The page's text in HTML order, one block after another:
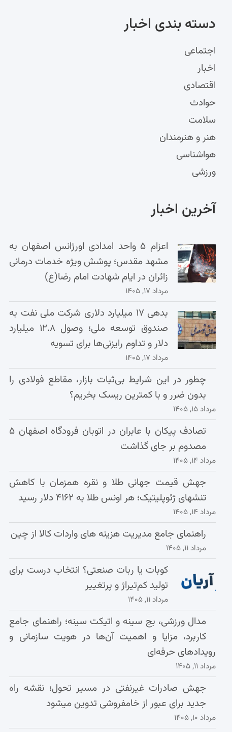
دسته‌ بندی اخبار
اجتماعی
اخبار
اقتصادی
حوادث
سلامت
هنر و هنرمندان
هواشناسی
ورزشی
آخرین اخبار
اعزام ۵ واحد امدادی اورژانس اصفهان به
مشهد مقدس؛ پوشش ویژه خدمات درمانی
زائران در ایام شهادت امام رضا(ع)
مرداد ۱۷, ۱۴۰۵
بدهی ۱۷ میلیارد دلاری شرکت ملی نفت به
صندوق توسعه ملی؛ وصول ۱۲.۸ میلیارد
دلار و تداوم رایزنی‌ها برای تسویه
مرداد ۱۷, ۱۴۰۵
چطور در این شرایط بی‌ثبات بازار، مقاطع فولادی را
بدون ضرر و با کمترین ریسک بخریم؟
مرداد ۱۵, ۱۴۰۵
تصادف پیکان با عابران در اتوبان فرودگاه اصفهان ۵
مصدوم بر جای گذاشت
مرداد ۱۴, ۱۴۰۵
جهش قیمت جهانی طلا و نقره همزمان با کاهش
تنشهای ژئوپلیتیک؛ هر اونس طلا به ۴۱۶۲ دلار رسید
مرداد ۱۴, ۱۴۰۵
راهنمای جامع مدیریت هزینه‌ های واردات کالا از چین
مرداد ۱۱, ۱۴۰۵
کوبات یا ربات صنعتی؟ انتخاب درست برای
تولید کم‌تیراژ و پرتغییر
مرداد ۱۱, ۱۴۰۵
مدال ورزشی، بج سینه و اتیکت سینه؛ راهنمای جامع
کاربرد، مزایا و اهمیت آن‌ها در هویت سازمانی و
رویدادهای حرفه‌ای
مرداد ۱۱, ۱۴۰۵
جهش صادرات غیرنفتی در مسیر تحول؛ نقشه راه
جدید برای عبور از خامفروشی تدوین میشود
مرداد ۱۰, ۱۴۰۵